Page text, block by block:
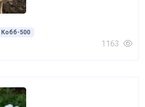
Кобб-500
1163